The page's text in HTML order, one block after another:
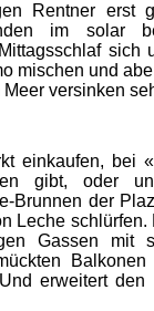
Rentner erst
im solar
sich
mischen und
versinken
einkaufen, bei
gibt, oder
Brunnen der
Leche schlürfen.
Gassen mit
Balkonen
erweitert den